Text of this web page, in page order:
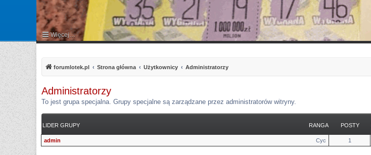
Więcej…
forumlotek.pl Strona główna Użytkownicy Administratorzy
Administratorzy
To jest grupa specjalna. Grupy specjalne są zarządzane przez administratorów witryny.
RANGA
LIDER GRUPY POSTY
Cyc
admin 1